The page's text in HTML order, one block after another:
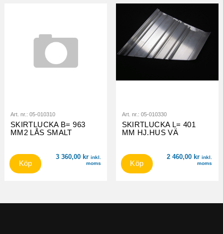
Art. nr.: 05-010310
SKIRTLUCKA B= 963
MM2 LÅS SMALT
3 360,00 kr inkl.
moms
Köp
Art. nr.: 05-010330
SKIRTLUCKA L= 401
MM HJ.HUS VÄ
2 460,00 kr inkl.
moms
Köp